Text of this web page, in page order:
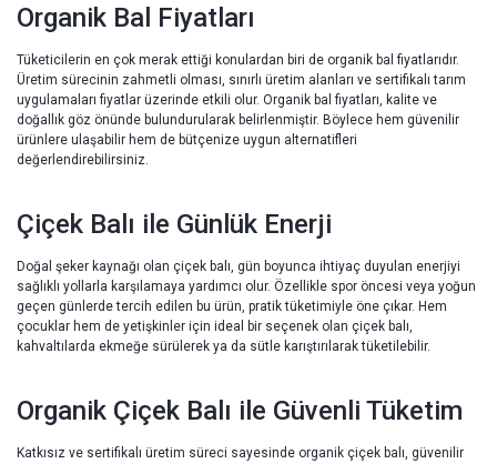
Organik Bal Fiyatları
Tüketicilerin en çok merak ettiği konulardan biri de organik bal fiyatlarıdır.
Üretim sürecinin zahmetli olması, sınırlı üretim alanları ve sertifikalı tarım
uygulamaları fiyatlar üzerinde etkili olur. Organik bal fiyatları, kalite ve
doğallık göz önünde bulundurularak belirlenmiştir. Böylece hem güvenilir
ürünlere ulaşabilir hem de bütçenize uygun alternatifleri
değerlendirebilirsiniz.
Çiçek Balı ile Günlük Enerji
Doğal şeker kaynağı olan çiçek balı, gün boyunca ihtiyaç duyulan enerjiyi
sağlıklı yollarla karşılamaya yardımcı olur. Özellikle spor öncesi veya yoğun
geçen günlerde tercih edilen bu ürün, pratik tüketimiyle öne çıkar. Hem
çocuklar hem de yetişkinler için ideal bir seçenek olan çiçek balı,
kahvaltılarda ekmeğe sürülerek ya da sütle karıştırılarak tüketilebilir.
Organik Çiçek Balı ile Güvenli Tüketim
Katkısız ve sertifikalı üretim süreci sayesinde organik çiçek balı, güvenilir